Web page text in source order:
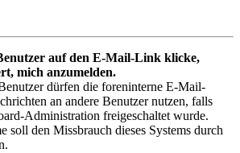
auf den E-Mail-Link klicke,
mich anzumelden.
dürfen die foreninterne E-Mail-
an andere Benutzer nutzen, falls
Administration freigeschaltet wurde.
soll den Missbrauch dieses Systems durch